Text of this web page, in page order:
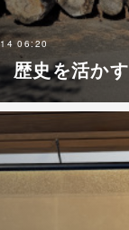
06:20
歴史を活かす